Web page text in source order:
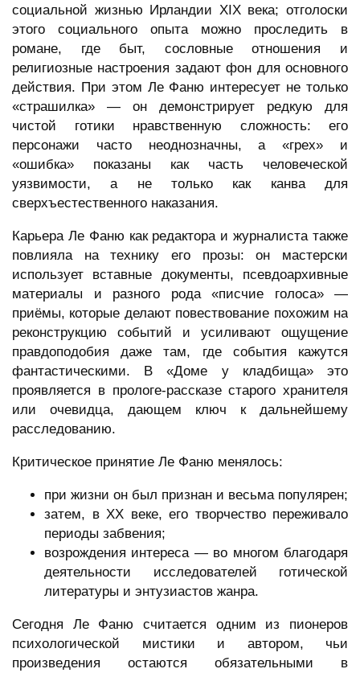
социальной жизнью Ирландии XIX века; отголоски
этого социального опыта можно проследить в
романе, где быт, сословные отношения и
религиозные настроения задают фон для основного
действия. При этом Ле Фаню интересует не только
«страшилка» — он демонстрирует редкую для
чистой готики нравственную сложность: его
персонажи часто неоднозначны, а «грех» и
«ошибка» показаны как часть человеческой
уязвимости, а не только как канва для
сверхъестественного наказания.
Карьера Ле Фаню как редактора и журналиста также
повлияла на технику его прозы: он мастерски
использует вставные документы, псевдоархивные
материалы и разного рода «писчие голоса» —
приёмы, которые делают повествование похожим на
реконструкцию событий и усиливают ощущение
правдоподобия даже там, где события кажутся
фантастическими. В «Доме у кладбища» это
проявляется в прологе-рассказе старого хранителя
или очевидца, дающем ключ к дальнейшему
расследованию.
Критическое принятие Ле Фаню менялось:
при жизни он был признан и весьма популярен;
затем, в XX веке, его творчество переживало
периоды забвения;
возрождения интереса — во многом благодаря
деятельности исследователей готической
литературы и энтузиастов жанра.
Сегодня Ле Фаню считается одним из пионеров
психологической мистики и автором, чьи
произведения остаются обязательными в